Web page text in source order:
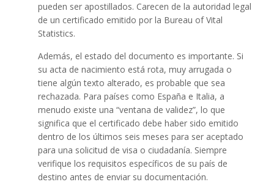
pueden ser apostillados. Carecen de la autoridad legal
de un certificado emitido por la Bureau of Vital
Statistics.
Además, el estado del documento es importante. Si
su acta de nacimiento está rota, muy arrugada o
tiene algún texto alterado, es probable que sea
rechazada. Para países como España e Italia, a
menudo existe una “ventana de validez”, lo que
significa que el certificado debe haber sido emitido
dentro de los últimos seis meses para ser aceptado
para una solicitud de visa o ciudadanía. Siempre
verifique los requisitos específicos de su país de
destino antes de enviar su documentación.